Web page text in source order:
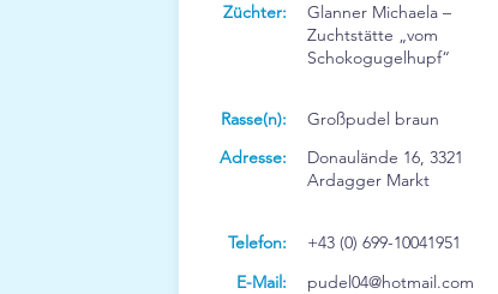
Züchter:
Glanner Michaela –
Zuchtstätte „vom
Schokogugelhupf“
Rasse(n):
Adresse:
Großpudel braun
Donaulände 16, 3321
Ardagger Markt
Telefon:
+43 (0) 699-10041951
E-Mail:
pudel04@hotmail.com